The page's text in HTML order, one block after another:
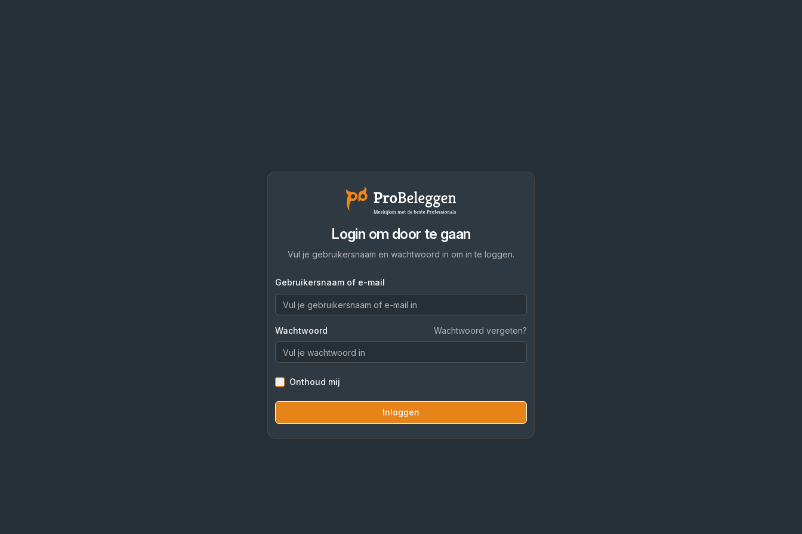
Login om door te gaan
Vul je gebruikersnaam en wachtwoord in om in te loggen.
Gebruikersnaam of e-mail
Wachtwoord Wachtwoord vergeten?
Onthoud mij
Inloggen